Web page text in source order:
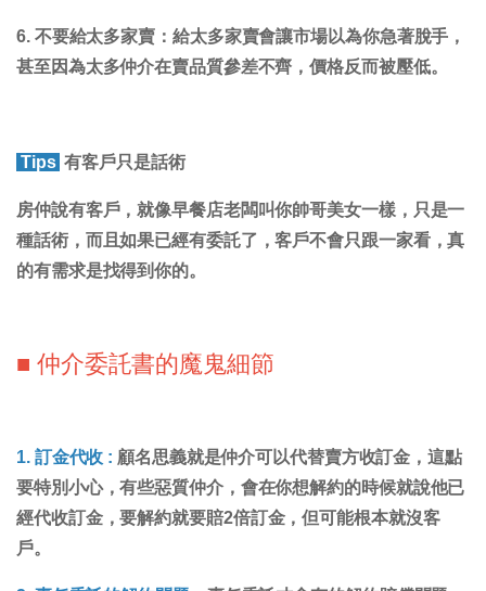
6. 不要給太多家賣： 給太多家賣會讓市場以為你急著脫手，
甚至因為太多仲介在賣品質參差不齊，價格反而被壓低。
Tips 有客戶只是話術
房仲說有客戶，就像早餐店老闆叫你帥哥美女一樣，只是一
種話術，而且如果已經有委託了，客戶不會只跟一家看，真
的有需求是找得到你的。
■ 仲介委託書的魔鬼細節
1. 訂金代收 : 顧名思義就是仲介可以代替賣方收訂金，這點
要特別小心，有些惡質仲介，會在你想解約的時候就說他已
經代收訂金，要解約就要賠2倍訂金，但可能根本就沒客
戶。